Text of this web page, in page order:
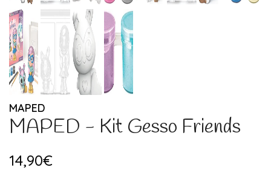
MAPED
MAPED - Kit Gesso Friends
14,90€